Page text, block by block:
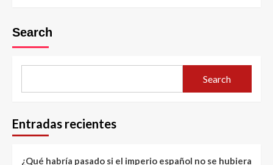
Search
Search
Entradas recientes
¿Qué habría pasado si el imperio español no se hubiera